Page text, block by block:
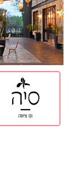
הכולל
אולם
גבוה